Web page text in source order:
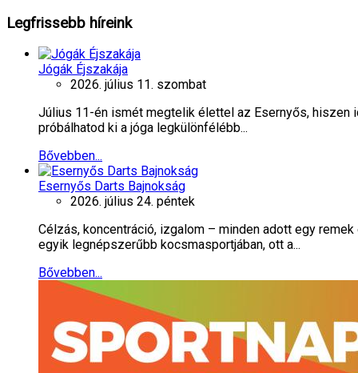
Legfrissebb híreink
Jógák Éjszakája
2026. július 11. szombat
Július 11-én ismét megtelik élettel az Esernyős, hiszen
próbálhatod ki a jóga legkülönfélébb...
Bővebben...
Esernyős Darts Bajnokság
2026. július 24. péntek
Célzás, koncentráció, izgalom – minden adott egy
egyik legnépszerűbb kocsmasportjában, ott a...
Bővebben...